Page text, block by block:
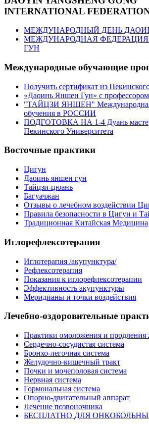
INTERNATIONAL
МЕЖДУНАРОДНЫЙ ДЕНЬ
МЕЖДУНАРОДНАЯ
ГУН
Международные обучающие
Получить сертификат из
«Даоинь Яншен Гун» с
"ТАЙЦЗИ ЯНШЕН" Международная
обучения в РОССИИ
ПОДГОТОВКА НА 1-4 Дуань
Пекинского Университета
Восточные практики
Цигун
Даоинь яншен гун
Тайцзи-цюань
Багуачжан
Отзывы о лечебном воздействии
Правила безопасности в Цигун и
Традиционная Китайская Медицина
Иглорефлексотерапия
Иглотерапия /акупунктура/
Рефлексотерапия
Показания к иглорефлексотерапии
Эффективность акупунктуры
Меридианы и точки воздействия
Лечебно-оздоровительные
Практики омоложения и продления
Сердечно-сосудистая система
Бронхо-легочная система
Желудочно-кишечный тракт
Почки и мочеполовая система
Нервная система
Гормональная система
Опорно-двигательный аппарат
Лечение позвоночника
БЕСПЛАТНО ДЛЯ